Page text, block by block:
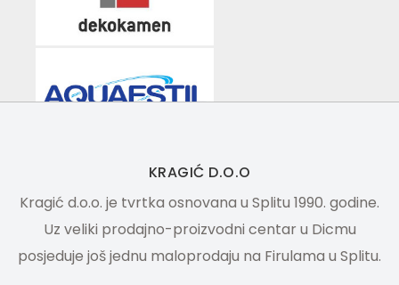
KRAGIĆ D.O.O
Kragić d.o.o. je tvrtka osnovana u Splitu 1990. godine.
Uz veliki prodajno-proizvodni centar u Dicmu
posjeduje još jednu maloprodaju na Firulama u Splitu.